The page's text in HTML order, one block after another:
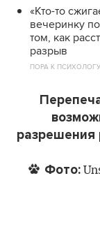
«Кто-то
вечеринку
том, как
разрыв
ПОРА К ПСИХОЛОГУ
разрешения
Фото: